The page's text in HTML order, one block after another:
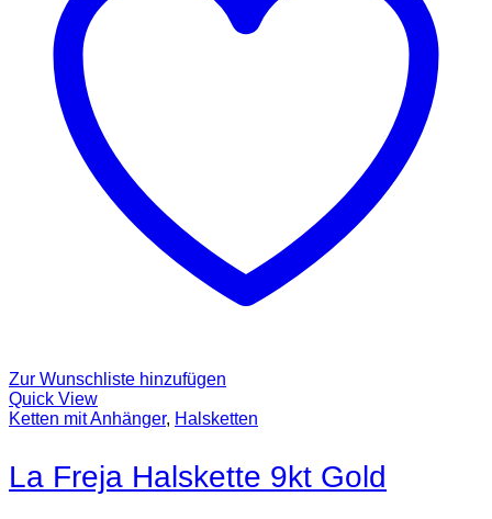
Zur Wunschliste hinzufügen
Quick View
Ketten mit Anhänger, Halsketten
La Freja Halskette 9kt Gold